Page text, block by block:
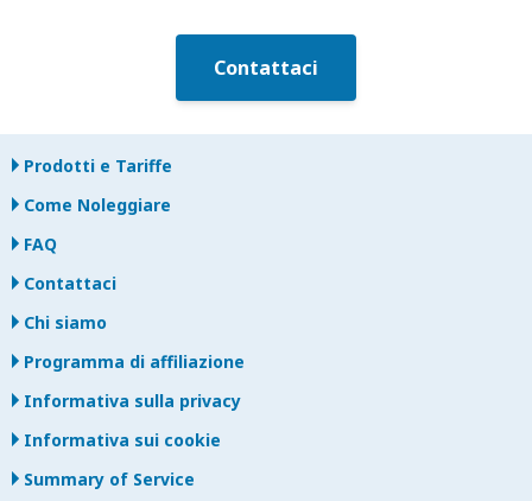
Contattaci
Prodotti e Tariffe
Come Noleggiare
FAQ
Contattaci
Chi siamo
Programma di affiliazione
Informativa sulla privacy
Informativa sui cookie
Summary of Service